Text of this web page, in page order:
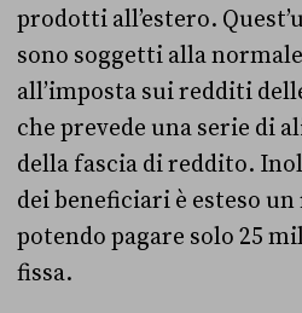
prodotti all’estero.
sono soggetti alla
all’imposta sui redditi
che prevede una serie di
della fascia di reddito.
dei beneficiari è esteso
potendo pagare solo 25
fissa.